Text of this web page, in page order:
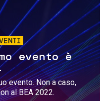
evento è
evento. Non a caso,
al BEA 2022.